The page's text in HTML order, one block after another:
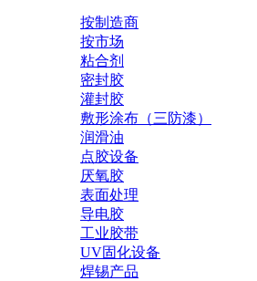
按制造商
按市场
粘合剂
密封胶
灌封胶
敷形涂布（三防漆）
润滑油
点胶设备
厌氧胶
表面处理
导电胶
工业胶带
UV固化设备
焊锡产品